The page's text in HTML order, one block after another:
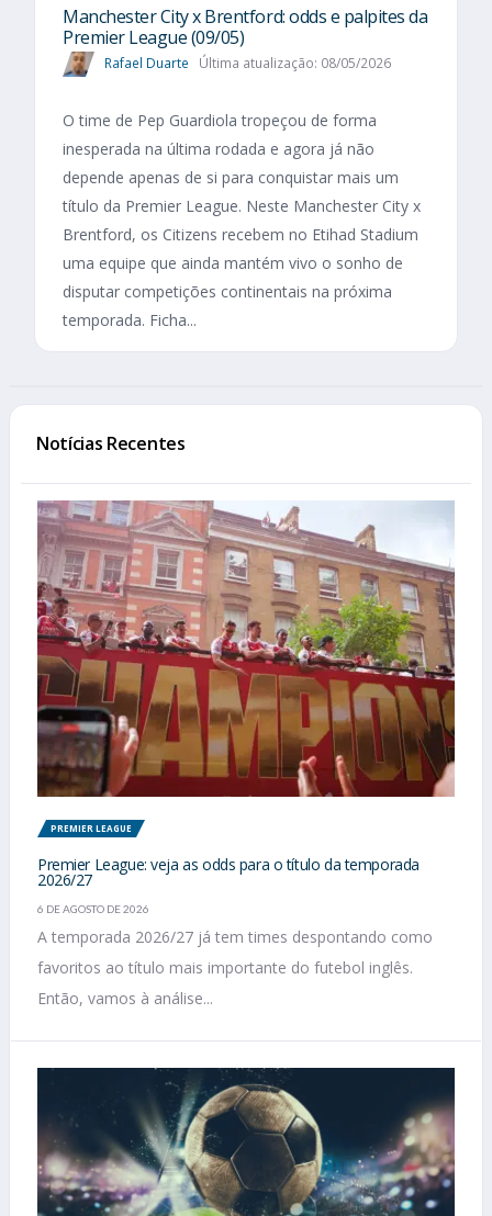
Manchester City x Brentford: odds e palpites da
Premier League (09/05)
Rafael Duarte Última atualização: 08/05/2026
O time de Pep Guardiola tropeçou de forma
inesperada na última rodada e agora já não
depende apenas de si para conquistar mais um
título da Premier League. Neste Manchester City x
Brentford, os Citizens recebem no Etihad Stadium
uma equipe que ainda mantém vivo o sonho de
disputar competições continentais na próxima
temporada. Ficha...
Notícias Recentes
PREMIER LEAGUE
Premier League: veja as odds para o título da temporada
2026/27
6 DE AGOSTO DE 2026
A temporada 2026/27 já tem times despontando como
favoritos ao título mais importante do futebol inglês.
Então, vamos à análise...